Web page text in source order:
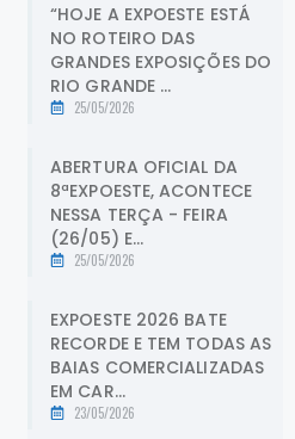
“HOJE A EXPOESTE ESTÁ
NO ROTEIRO DAS
GRANDES EXPOSIÇÕES DO
RIO GRANDE ...
25/05/2026
ABERTURA OFICIAL DA
8ªEXPOESTE, ACONTECE
NESSA TERÇA - FEIRA
(26/05) E...
25/05/2026
EXPOESTE 2026 BATE
RECORDE E TEM TODAS AS
BAIAS COMERCIALIZADAS
EM CAR...
23/05/2026